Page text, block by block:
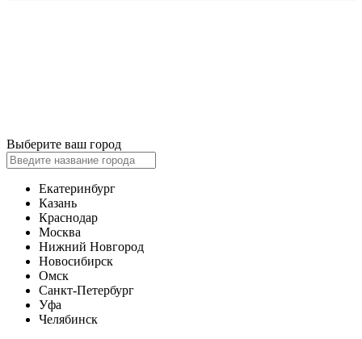
Выберите ваш город
Екатеринбург
Казань
Краснодар
Москва
Нижний Новгород
Новосибирск
Омск
Санкт-Петербург
Уфа
Челябинск